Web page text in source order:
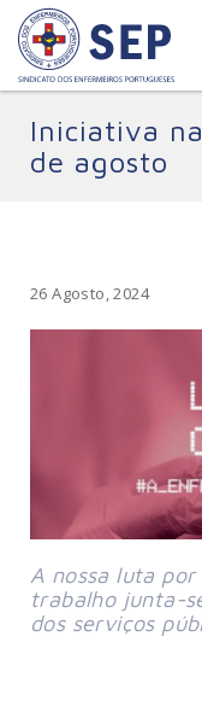
Iniciativa
de agosto
26 Agosto, 2024
A nossa luta
trabalho junta-
dos serviços